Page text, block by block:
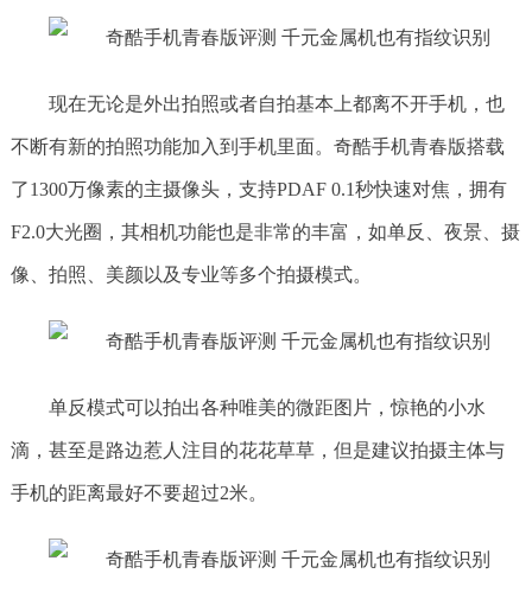
现在无论是外出拍照或者自拍基本上都离不开手机，也
不断有新的拍照功能加入到手机里面。奇酷手机青春版搭载
了1300万像素的主摄像头，支持PDAF 0.1秒快速对焦，拥有
F2.0大光圈，其相机功能也是非常的丰富，如单反、夜景、摄
像、拍照、美颜以及专业等多个拍摄模式。
单反模式可以拍出各种唯美的微距图片，惊艳的小水
滴，甚至是路边惹人注目的花花草草，但是建议拍摄主体与
手机的距离最好不要超过2米。